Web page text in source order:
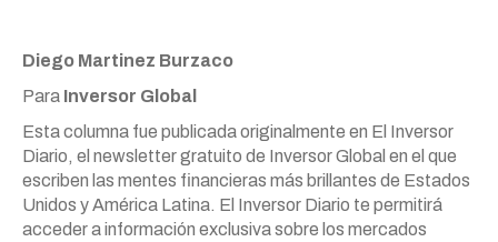
Diego Martinez Burzaco
Para Inversor Global
Esta columna fue publicada originalmente en El Inversor
Diario, el newsletter gratuito de Inversor Global en el que
escriben las mentes financieras más brillantes de Estados
Unidos y América Latina. El Inversor Diario te permitirá
acceder a información exclusiva sobre los mercados